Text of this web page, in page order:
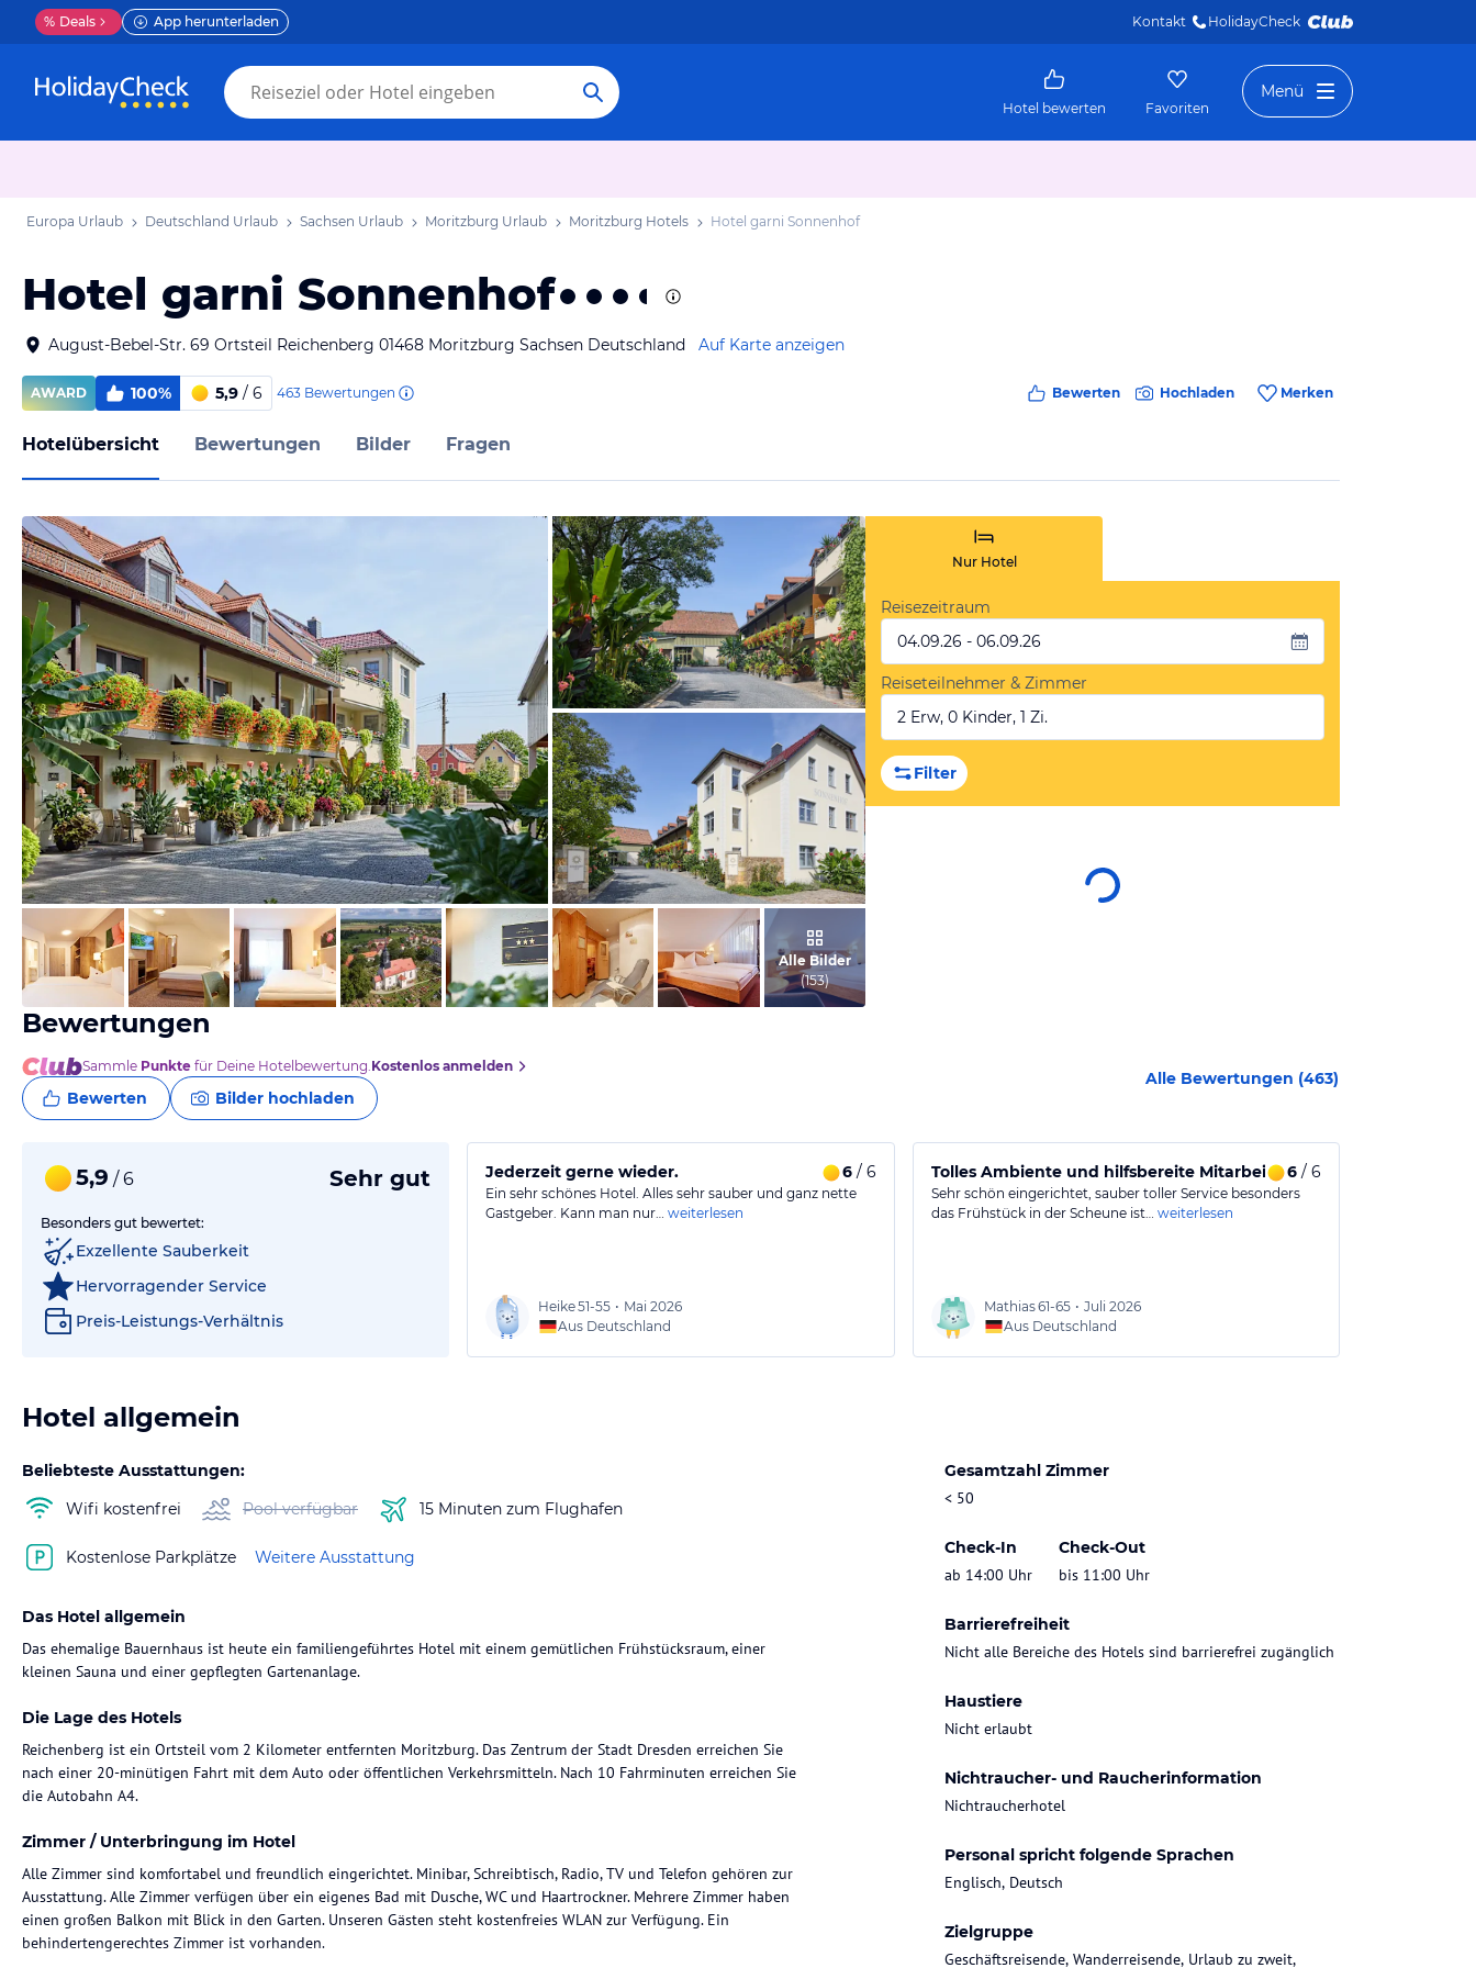
% Deals App herunterladen Kontakt HolidayCheck
Hotel bewerten Favoriten
Menü
Europa Urlaub Deutschland Urlaub Sachsen Urlaub Moritzburg Urlaub Moritzburg Hotels Hotel garni Sonnenhof
Hotel garni Sonnenhof
August-Bebel-Str. 69 Ortsteil Reichenberg 01468 Moritzburg Sachsen Deutschland Auf Karte anzeigen
AWARD 100% 5,9 / 6 463 Bewertungen Bewerten Hochladen Merken
Hotelübersicht Bewertungen Bilder Fragen
vom Hotelier, August 2024
vom Hotelier, August 2024
vom Hotelier, August 2024
Alle Bilder
(153)
Nur Hotel
Reisezeitraum
04.09.26 - 06.09.26
Reiseteilnehmer & Zimmer
2 Erw, 0 Kinder, 1 Zi.
Filter
Bewertungen
Sammle Punkte für Deine Hotelbewertung.Kostenlos anmelden
Bewerten Bilder hochladen
Alle Bewertungen (463)
5,9 / 6 Sehr gut
Besonders gut bewertet:
Exzellente Sauberkeit
Hervorragender Service
Preis-Leistungs-Verhältnis
Jederzeit gerne wieder. 6/ 6
Ein sehr schönes Hotel. Alles sehr sauber und ganz nette
Gastgeber. Kann man nur… weiterlesen
Heike51-55 • Mai 2026
Aus Deutschland
Tolles Ambiente und hilfsbereite Mitarbeiter, gerne wieder.
6/ 6
Sehr schön eingerichtet, sauber toller Service besonders
das Frühstück in der Scheune ist… weiterlesen
Mathias61-65 • Juli 2026
Aus Deutschland
Hotel allgemein
Beliebteste Ausstattungen:
Wifi kostenfrei
Pool verfügbar 15 Minuten zum Flughafen
Kostenlose Parkplätze Weitere Ausstattung
Gesamtzahl Zimmer
< 50
Check-In
ab 14:00 Uhr
Check-Out
bis 11:00 Uhr
Barrierefreiheit
Nicht alle Bereiche des Hotels sind barrierefrei zugänglich
Haustiere
Nicht erlaubt
Nichtraucher- und Raucherinformation
Nichtraucherhotel
Personal spricht folgende Sprachen
Englisch, Deutsch
Zielgruppe
Geschäftsreisende, Wanderreisende, Urlaub zu zweit,
Das Hotel allgemein
Das ehemalige Bauernhaus ist heute ein familiengeführtes Hotel mit einem gemütlichen Frühstücksraum, einer
kleinen Sauna und einer gepflegten Gartenanlage.
Die Lage des Hotels
Reichenberg ist ein Ortsteil vom 2 Kilometer entfernten Moritzburg. Das Zentrum der Stadt Dresden erreichen Sie
nach einer 20-minütigen Fahrt mit dem Auto oder öffentlichen Verkehrsmitteln. Nach 10 Fahrminuten erreichen Sie
die Autobahn A4.
Zimmer / Unterbringung im Hotel
Alle Zimmer sind komfortabel und freundlich eingerichtet. Minibar, Schreibtisch, Radio, TV und Telefon gehören zur
Ausstattung. Alle Zimmer verfügen über ein eigenes Bad mit Dusche, WC und Haartrockner. Mehrere Zimmer haben
einen großen Balkon mit Blick in den Garten. Unseren Gästen steht kostenfreies WLAN zur Verfügung. Ein
behindertengerechtes Zimmer ist vorhanden.